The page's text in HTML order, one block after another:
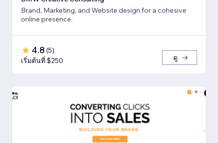
Brand, Marketing, and Website design for a cohesive
online presence.
4.8 (5)
เริ่มต้นที่ $250
ดู